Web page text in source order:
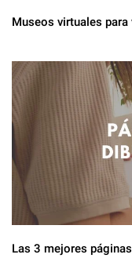
Museos virtuales para
Las 3 mejores